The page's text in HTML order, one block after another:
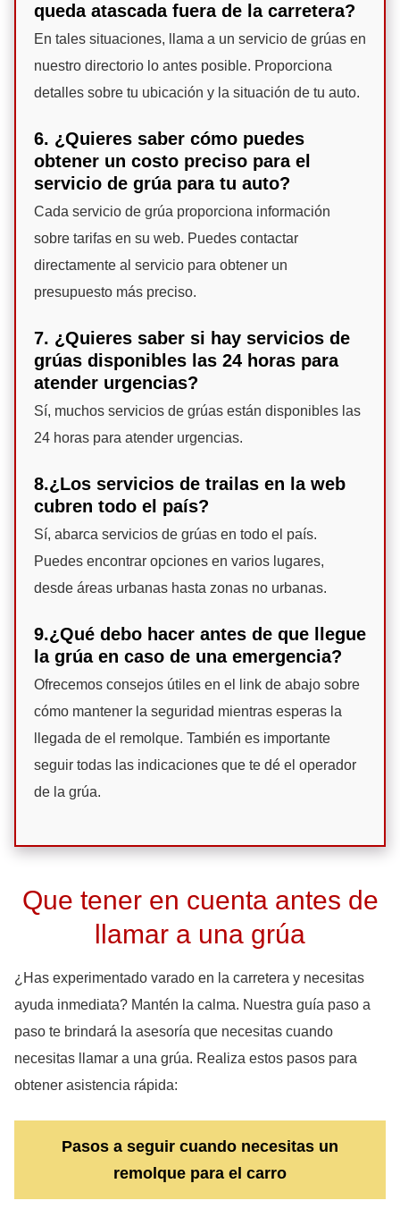
queda atascada fuera de la carretera?
En tales situaciones, llama a un servicio de grúas en
nuestro directorio lo antes posible. Proporciona
detalles sobre tu ubicación y la situación de tu auto.
6. ¿Quieres saber cómo puedes
obtener un costo preciso para el
servicio de grúa para tu auto?
Cada servicio de grúa proporciona información
sobre tarifas en su web. Puedes contactar
directamente al servicio para obtener un
presupuesto más preciso.
7. ¿Quieres saber si hay servicios de
grúas disponibles las 24 horas para
atender urgencias?
Sí, muchos servicios de grúas están disponibles las
24 horas para atender urgencias.
8.¿Los servicios de trailas en la web
cubren todo el país?
Sí, abarca servicios de grúas en todo el país.
Puedes encontrar opciones en varios lugares,
desde áreas urbanas hasta zonas no urbanas.
9.¿Qué debo hacer antes de que llegue
la grúa en caso de una emergencia?
Ofrecemos consejos útiles en el link de abajo sobre
cómo mantener la seguridad mientras esperas la
llegada de el remolque. También es importante
seguir todas las indicaciones que te dé el operador
de la grúa.
Que tener en cuenta antes de
llamar a una grúa
¿Has experimentado varado en la carretera y necesitas
ayuda inmediata? Mantén la calma. Nuestra guía paso a
paso te brindará la asesoría que necesitas cuando
necesitas llamar a una grúa. Realiza estos pasos para
obtener asistencia rápida:
Pasos a seguir cuando necesitas un
remolque para el carro